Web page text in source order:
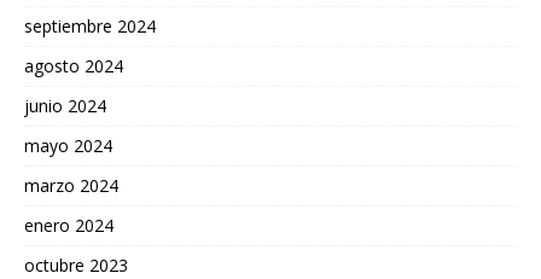
septiembre 2024
agosto 2024
junio 2024
mayo 2024
marzo 2024
enero 2024
octubre 2023